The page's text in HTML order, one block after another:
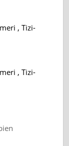
, Tizi-
, Tizi-